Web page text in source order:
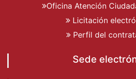
Oficina Atención
Licitación
Perfil del
Sede